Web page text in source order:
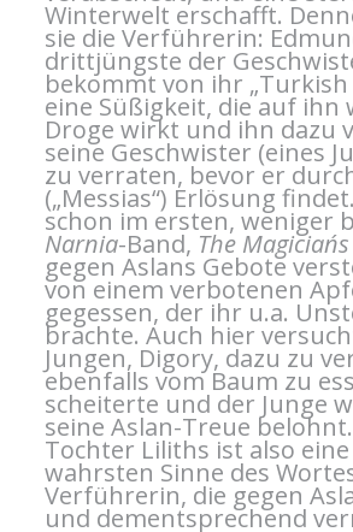
Winterwelt erschafft.
sie die Verführerin:
drittjüngste der
bekommt von ihr „Turkish
eine Süßigkeit, die auf ihn
Droge wirkt und ihn dazu
seine Geschwister (eines
zu verraten, bevor er
(„Messias“) Erlösung
schon im ersten, weniger
Narnia-Band, The
gegen Aslans Gebote
von einem verbotenen
gegessen, der ihr u.a.
brachte. Auch hier
Jungen, Digory, dazu zu
ebenfalls vom Baum zu
scheiterte und der Junge
seine Aslan-Treue
Tochter Liliths ist also
wahrsten Sinne des
Verführerin, die gegen
und dementsprechend